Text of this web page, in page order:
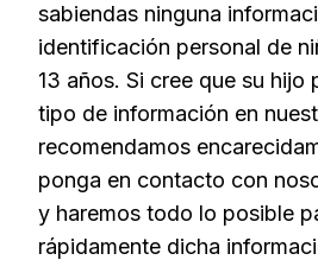
sabiendas ninguna
identificación personal de
13 años. Si cree que su
tipo de información en
recomendamos
ponga en contacto con
y haremos todo lo posible
rápidamente dicha